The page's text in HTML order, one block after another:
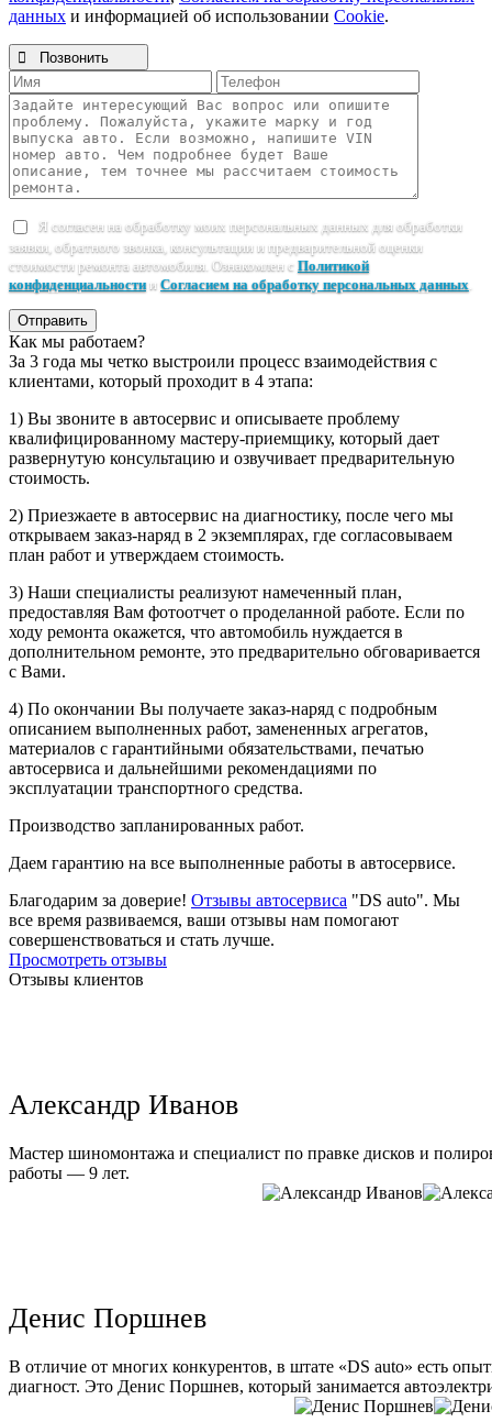
данных и информацией об использовании Cookie.
 Позвонить
Я согласен на обработку моих персональных данных для обработки
заявки, обратного звонка, консультации и предварительной оценки
стоимости ремонта автомобиля. Ознакомлен с Политикой
конфиденциальностии Согласием на обработку персональных данных
Отправить
Как мы работаем?
За 3 года мы четко выстроили процесс взаимодействия с
клиентами, который проходит в 4 этапа:
1) Вы звоните в автосервис и описываете проблему
квалифицированному мастеру-приемщику, который дает
развернутую консультацию и озвучивает предварительную
стоимость.
2) Приезжаете в автосервис на диагностику, после чего мы
открываем заказ-наряд в 2 экземплярах, где согласовываем
план работ и утверждаем стоимость.
3) Наши специалисты реализуют намеченный план,
предоставляя Вам фотоотчет о проделанной работе. Если по
ходу ремонта окажется, что автомобиль нуждается в
дополнительном ремонте, это предварительно обговаривается
с Вами.
4) По окончании Вы получаете заказ-наряд с подробным
описанием выполненных работ, замененных агрегатов,
материалов с гарантийными обязательствами, печатью
автосервиса и дальнейшими рекомендациями по
эксплуатации транспортного средства.
Производство запланированных работ.
Даем гарантию на все выполненные работы в автосервисе.
Благодарим за доверие! Отзывы автосервиса "DS auto". Мы
все время развиваемся, ваши отзывы нам помогают
совершенствоваться и стать лучше.
Просмотреть отзывы
Отзывы клиентов
Александр Иванов
Мастер шиномонтажа и специалист по правке дисков и
работы — 9 лет.
Денис Поршнев
В отличие от многих конкурентов, в штате «DS auto» есть
диагност. Это Денис Поршнев, который занимается